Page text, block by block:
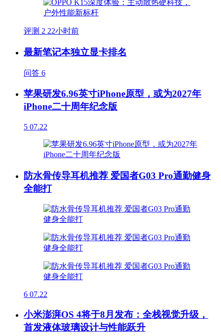
评测 2 22小时前
最新笔记本独立显卡排名
问答 6
苹果研发6.96英寸iPhone原型，或为2027年
iPhone二十周年纪念版
5 07.22
防水骨传导耳机推荐 爱国者G03 Pro通勤健身
全能打
6 07.22
小米澎湃OS 4将于8月发布：全栈视觉升级，
首发液体玻璃设计与性能跃升